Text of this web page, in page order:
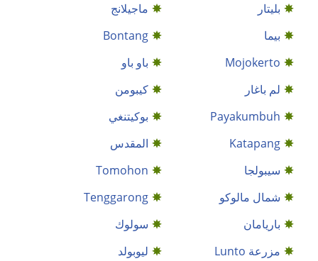
بليتار
ماجيلانج
بيما
Bontang
Mojokerto
باو باو
لم باغار
كيبومن
Payakumbuh
بوكيتنغي
Katapang
المقدس
سيبولجا
Tomohon
شمال مالوكو
Tenggarong
باريامان
سولوك
مزرعة Lunto
ليوبولد